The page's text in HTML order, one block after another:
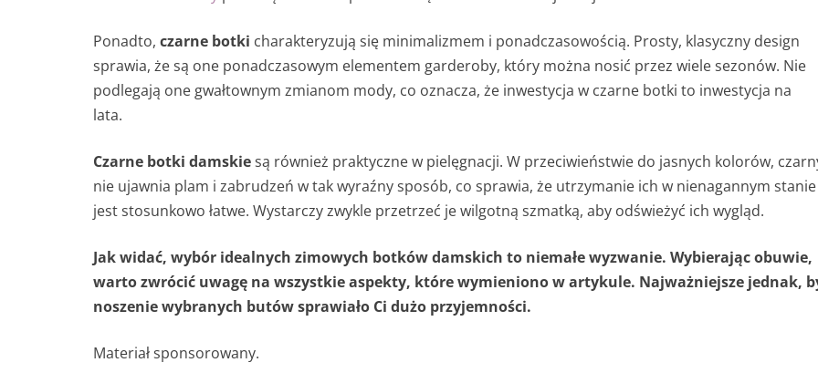
Ponadto, czarne botki charakteryzują się minimalizmem i ponadczasowością. Prosty, klasyczny design
sprawia, że są one ponadczasowym elementem garderoby, który można nosić przez wiele sezonów. Nie
podlegają one gwałtownym zmianom mody, co oznacza, że inwestycja w czarne botki to inwestycja na
lata.
Czarne botki damskiesą również praktyczne w pielęgnacji. W przeciwieństwie do jasnych kolorów,
nie ujawnia plam i zabrudzeń w tak wyraźny sposób, co sprawia, że utrzymanie ich w nienagannym stanie
jest stosunkowo łatwe. Wystarczy zwykle przetrzeć je wilgotną szmatką, aby odświeżyć ich wygląd.
Jak widać, wybór idealnych zimowych botków damskich to niemałe wyzwanie. Wybierając obuwie,
warto zwrócić uwagę na wszystkie aspekty, które wymieniono w artykule. Najważniejsze jednak,
noszenie wybranych butów sprawiało Ci dużo przyjemności.
Materiał sponsorowany.